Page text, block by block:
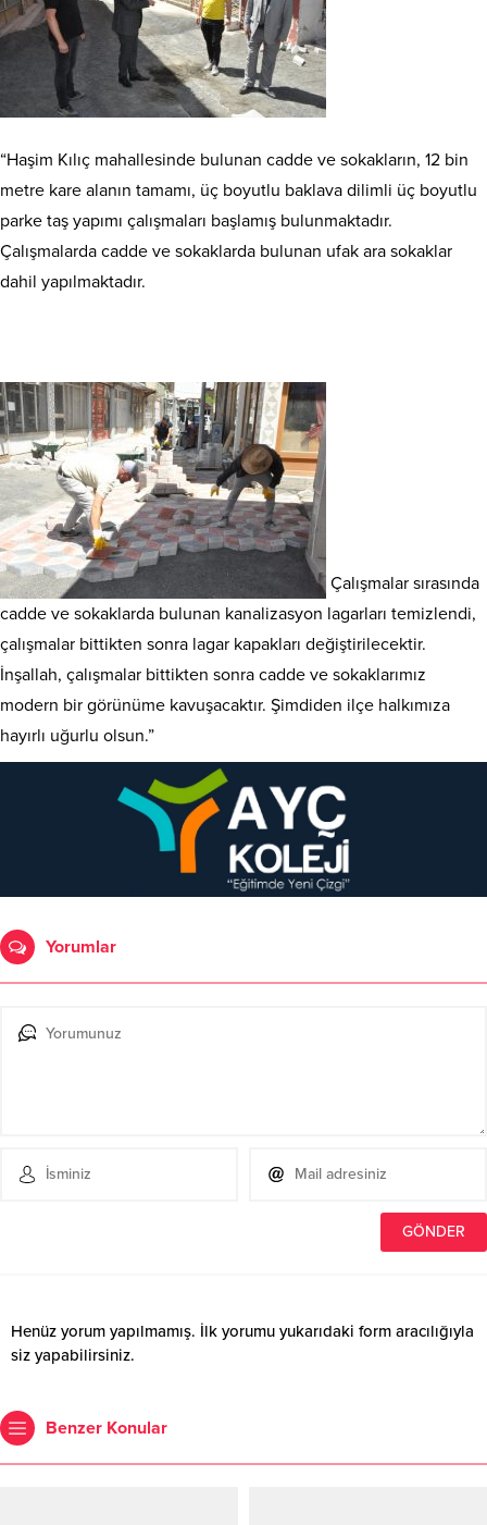
“Haşim Kılıç mahallesinde bulunan cadde ve sokakların, 12 bin
metre kare alanın tamamı, üç boyutlu baklava dilimli üç boyutlu
parke taş yapımı çalışmaları başlamış bulunmaktadır.
Çalışmalarda cadde ve sokaklarda bulunan ufak ara sokaklar
dahil yapılmaktadır.
Çalışmalar sırasında
cadde ve sokaklarda bulunan kanalizasyon lagarları temizlendi,
çalışmalar bittikten sonra lagar kapakları değiştirilecektir.
İnşallah, çalışmalar bittikten sonra cadde ve sokaklarımız
modern bir görünüme kavuşacaktır. Şimdiden ilçe halkımıza
hayırlı uğurlu olsun.”
Yorumlar
Henüz yorum yapılmamış. İlk yorumu yukarıdaki form aracılığıyla
siz yapabilirsiniz.
Benzer Konular